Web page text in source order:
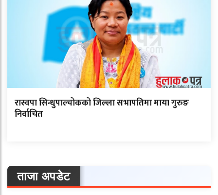
रास्वपा सिन्धुपाल्चोकको जिल्ला सभापतिमा माया गुरुङ
निर्वाचित
ताजा अपडेट